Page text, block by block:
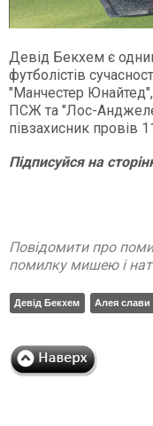
Девід Бекхем є
футболістів
"Манчестер
ПСЖ та "Лос-
півзахисник провів
Підписуйсяна
Повідомити про
помилку мишею і
Девід Бекхем Алея слави